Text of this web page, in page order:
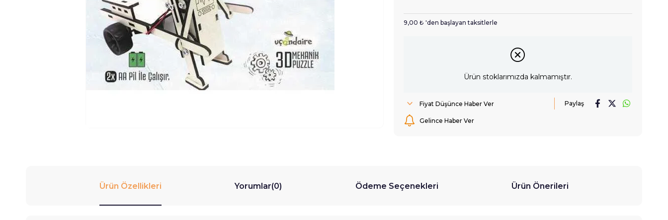
9,00 ₺ 'den başlayan taksitlerle
Ürün stoklarımızda kalmamıştır.
Fiyat Düşünce Haber Ver
Gelince Haber Ver
Paylaş
Ürün Özellikleri Yorumlar(0) Ödeme Seçenekleri Ürün Önerileri